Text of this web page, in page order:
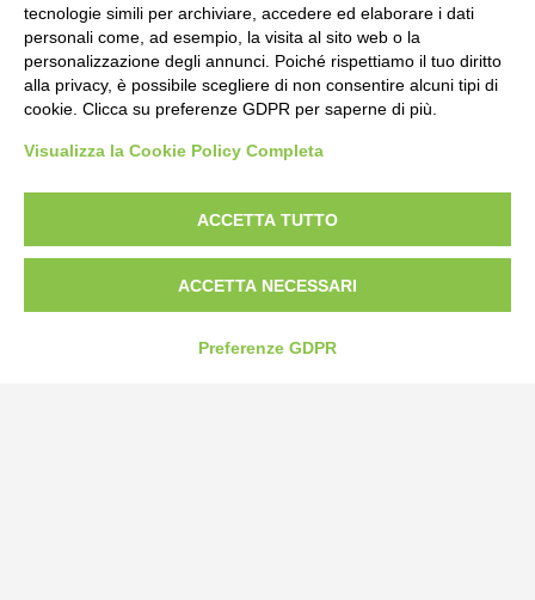
Bogliano Srl
Strada Statale 231 Alba-Bra
Borgo San Martino 44, 12060 Pocapaglia CN
Tel:0172-478161
Fax: 0172-487399
tecnologie simili per archiviare, accedere ed elaborare i dati
personali come, ad esempio, la visita al sito web o la
personalizzazione degli annunci. Poiché rispettiamo il tuo diritto
alla privacy, è possibile scegliere di non consentire alcuni tipi di
cookie. Clicca su preferenze GDPR per saperne di più.
Visualizza la Cookie Policy Completa
ACCETTA TUTTO
ACCETTA NECESSARI
Preferenze GDPR